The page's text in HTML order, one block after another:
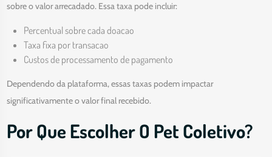
sobre o valor arrecadado. Essa taxa pode incluir:
Percentual sobre cada doacao
Taxa fixa por transacao
Custos de processamento de pagamento
Dependendo da plataforma, essas taxas podem impactar
significativamente o valor final recebido.
Por Que Escolher O Pet Coletivo?